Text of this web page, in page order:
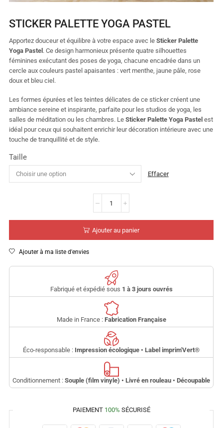
STICKER PALETTE YOGA PASTEL
Apportez douceur et équilibre à votre espace avec le Sticker Palette
Yoga Pastel . Ce design harmonieux présente quatre silhouettes
féminines exécutant des poses de yoga, chacune encadrée dans un
cercle aux couleurs pastel apaisantes : vert menthe, jaune pâle, rose
doux et bleu ciel.
Les formes épurées et les teintes délicates de ce sticker créent une
ambiance sereine et inspirante, parfaite pour les studios de yoga, les
salles de méditation ou les chambres. Le Sticker Palette Yoga Pastel est
idéal pour ceux qui souhaitent enrichir leur décoration intérieure avec une
touche de tranquillité et de style.
Taille
Effacer
Ajouter au panier
Ajouter à ma liste d'envies
Fabriqué et éxpédié sous 1 à 3 jours ouvrés
Made in France : Fabrication Française
Éco-responsable : Impression écologique • Label imprim'Vert®
Conditionnement : Souple (film vinyle) • Livré en rouleau • Découpable
PAIEMENT 100% SÉCURISÉ